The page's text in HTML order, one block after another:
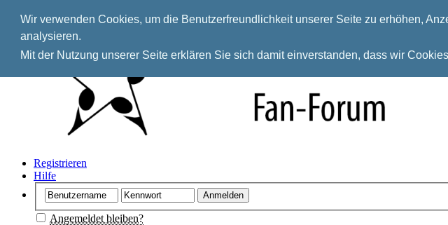
Wir verwenden Cookies, um die Benutzerfreundlichkeit unserer Seite zu erhöhen,
analysieren.
Mit der Nutzung unserer Seite erklären Sie sich damit einverstanden, dass wir
Registrieren
Hilfe
Angemeldet bleiben?